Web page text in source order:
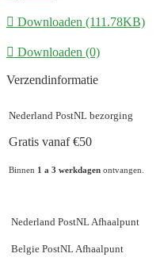
 Downloaden (111.78KB)
 Downloaden (0)
Verzendinformatie
Nederland PostNL bezorging
Gratis vanaf €50
Binnen 1 a 3 werkdagen ontvangen.
Nederland PostNL Afhaalpunt
Belgie PostNL Afhaalpunt